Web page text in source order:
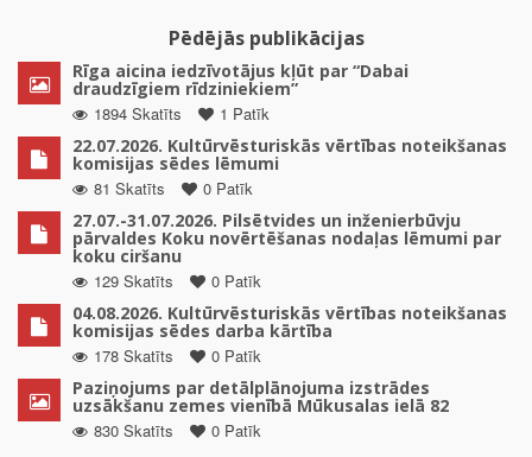
Pēdējās publikācijas
Rīga aicina iedzīvotājus kļūt par “Dabai
draudzīgiem rīdziniekiem”
1894 Skatīts
1 Patīk
22.07.2026. Kultūrvēsturiskās vērtības noteikšanas
komisijas sēdes lēmumi
81 Skatīts
0 Patīk
27.07.-31.07.2026. Pilsētvides un inženierbūvju
pārvaldes Koku novērtēšanas nodaļas lēmumi par
koku ciršanu
129 Skatīts
0 Patīk
04.08.2026. Kultūrvēsturiskās vērtības noteikšanas
komisijas sēdes darba kārtība
178 Skatīts
0 Patīk
Paziņojums par detālplānojuma izstrādes
uzsākšanu zemes vienībā Mūkusalas ielā 82
830 Skatīts
0 Patīk